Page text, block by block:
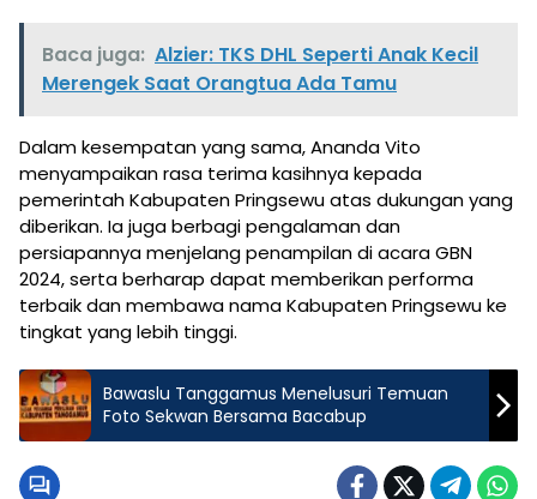
Baca juga: Alzier: TKS DHL Seperti Anak Kecil
Merengek Saat Orangtua Ada Tamu
Dalam kesempatan yang sama, Ananda Vito
menyampaikan rasa terima kasihnya kepada
pemerintah Kabupaten Pringsewu atas dukungan yang
diberikan. Ia juga berbagi pengalaman dan
persiapannya menjelang penampilan di acara GBN
2024, serta berharap dapat memberikan performa
terbaik dan membawa nama Kabupaten Pringsewu ke
tingkat yang lebih tinggi.
Bawaslu Tanggamus Menelusuri Temuan
Foto Sekwan Bersama Bacabup